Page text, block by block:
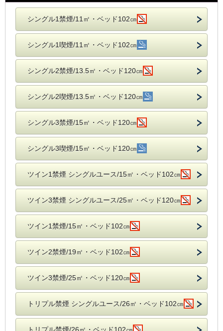
シングル1禁煙/11㎡・ベッド102㎝
シングル1喫煙/11㎡・ベッド102㎝
シングル2禁煙/13.5㎡・ベッド120㎝
シングル2喫煙/13.5㎡・ベッド120㎝
シングル3禁煙/15㎡・ベッド120㎝
シングル3喫煙/15㎡・ベッド120㎝
ツイン1禁煙 シングルユース/15㎡・ベッド102㎝
ツイン3禁煙 シングルユース/25㎡・ベッド120㎝
ツイン1禁煙/15㎡・ベッド102㎝
ツイン2禁煙/19㎡・ベッド102㎝
ツイン3禁煙/25㎡・ベッド120㎝
トリプル禁煙 シングルユース/26㎡・ベッド102㎝